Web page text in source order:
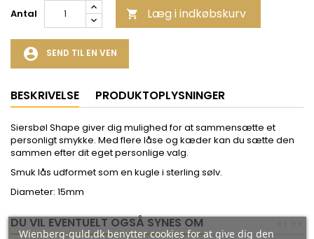
Antal  Læg i indkøbskurv
account_circle SEND TIL EN VEN
BESKRIVELSE PRODUKTOPLYSNINGER
Siersbøl Shape giver dig mulighed for at sammensætte et
personligt smykke. Med flere låse og kæder kan du sætte den
sammen efter dit eget personlige valg.
Smuk lås udformet som en kugle i sterling sølv.
Diameter: 15mm
DU VIL EVENTUELT OGSÅ SYNES OM
Wienberg-guld.dk benytter cookies for at give dig den